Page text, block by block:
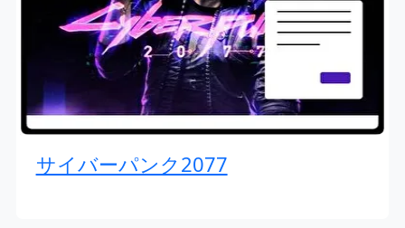
サイバーパンク2077